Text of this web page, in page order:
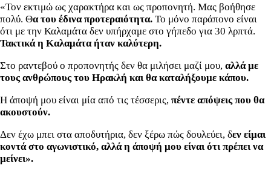
«Τον εκτιμώ ως χαρακτήρα και ως προπονητή. Μας βοήθησε
πολύ. Θα του έδινα προτεραιότητα. Το μόνο παράπονο είναι
ότι με την Καλαμάτα δεν υπήρχαμε στο γήπεδο για 30 λρπτά.
Τακτικά η Καλαμάτα ήταν καλύτερη.
Στο ραντεβού ο προπονητής δεν θα μιλήσει μαζί μου, αλλά με
τους ανθρώπους του Ηρακλή και θα καταλήξουμε κάπου.
Η άποψή μου είναι μία από τις τέσσερις, πέντε απόψεις που θα
ακουστούν.
Δεν έχω μπει στα αποδυτήρια, δεν ξέρω πώς δουλεύει, δεν είμαι
κοντά στο αγωνιστικό, αλλά η άποψή μου είναι ότι πρέπει να
μείνει».